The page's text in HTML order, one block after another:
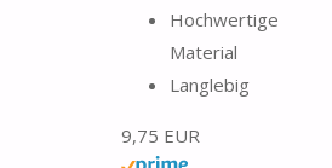
Hochwertige
Material
Langlebig
9,75 EUR